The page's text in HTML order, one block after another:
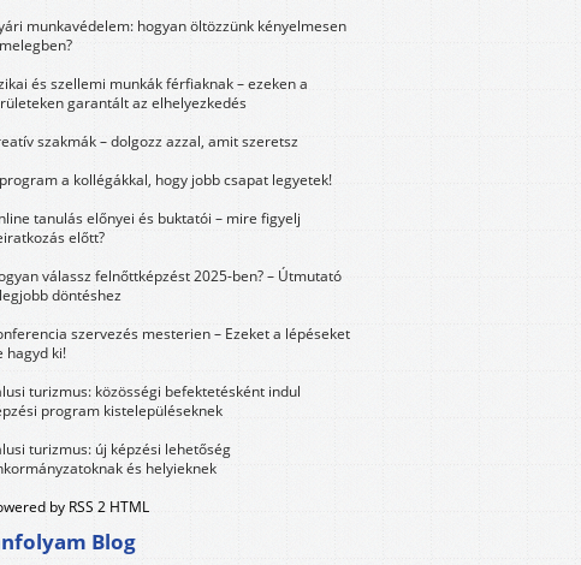
munkavédelem: hogyan öltözzünk kényelmesen
és szellemi munkák férfiaknak – ezeken a
garantált az elhelyezkedés
szakmák – dolgozz azzal, amit szeretsz
a kollégákkal, hogy jobb csapat legyetek!
tanulás előnyei és buktatói – mire figyelj
előtt?
válassz felnőttképzést 2025-ben? – Útmutató
döntéshez
szervezés mesterien – Ezeket a lépéseket
hagyd ki!
turizmus: közösségi befektetésként indul
program kistelepüléseknek
turizmus: új képzési lehetőség
és helyieknek
by RSS 2 HTML
Blog